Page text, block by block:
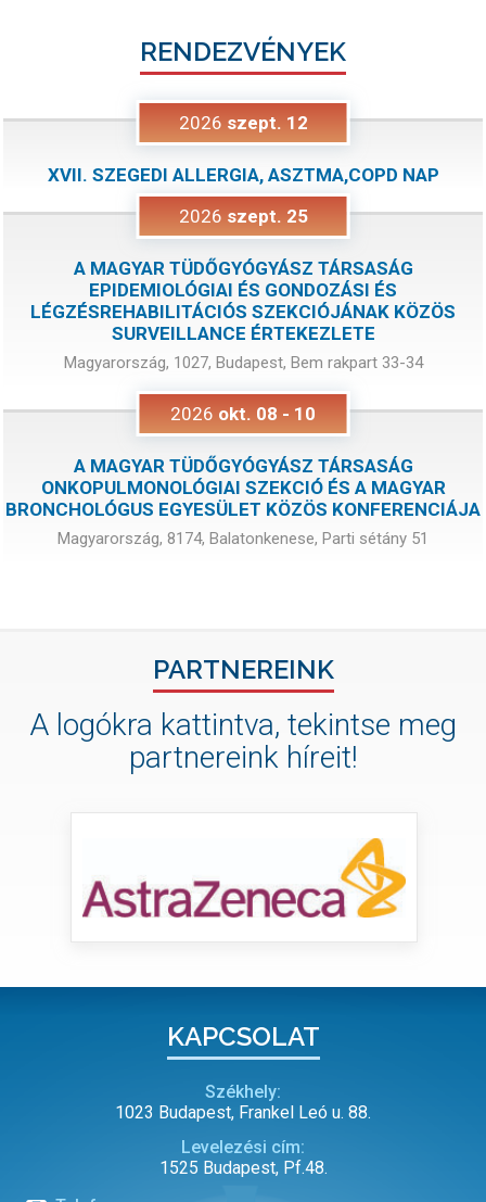
RENDEZVÉNYEK
2026 szept. 12
XVII. SZEGEDI ALLERGIA, ASZTMA,COPD NAP
2026 szept. 25
A MAGYAR TÜDŐGYÓGYÁSZ TÁRSASÁG
EPIDEMIOLÓGIAI ÉS GONDOZÁSI ÉS
LÉGZÉSREHABILITÁCIÓS SZEKCIÓJÁNAK KÖZÖS
SURVEILLANCE ÉRTEKEZLETE
Magyarország, 1027, Budapest, Bem rakpart 33-34
2026 okt. 08 - 10
A MAGYAR TÜDŐGYÓGYÁSZ TÁRSASÁG
ONKOPULMONOLÓGIAI SZEKCIÓ ÉS A MAGYAR
BRONCHOLÓGUS EGYESÜLET KÖZÖS KONFERENCIÁJA
Magyarország, 8174, Balatonkenese, Parti sétány 51
PARTNEREINK
A logókra kattintva, tekintse meg
partnereink híreit!
KAPCSOLAT
Székhely:
1023 Budapest, Frankel Leó u. 88.
Levelezési cím:
1525 Budapest, Pf.48.